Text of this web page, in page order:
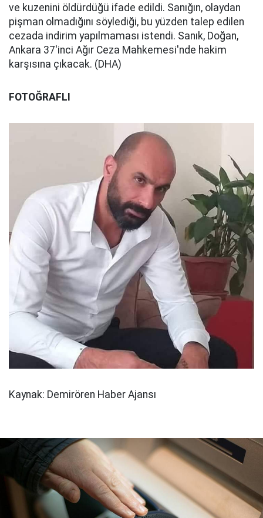
ve kuzenini öldürdüğü ifade edildi. Sanığın, olaydan
pişman olmadığını söylediği, bu yüzden talep edilen
cezada indirim yapılmaması istendi. Sanık, Doğan,
Ankara 37'inci Ağır Ceza Mahkemesi'nde hakim
karşısına çıkacak. (DHA)
FOTOĞRAFLI
Kaynak: Demirören Haber Ajansı